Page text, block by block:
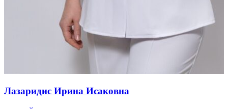
Лазаридис Ирина Исаковна